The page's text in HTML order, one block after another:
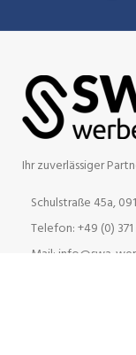
Ihr zuverlässiger
Schulstraße 45a,
Telefon: +49 (0)
Mail: info@swa-